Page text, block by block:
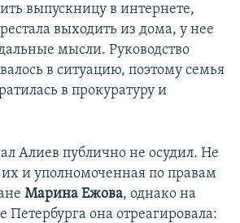
выпускницу в интернете,
выходить из дома, у нее
мысли. Руководство
в ситуацию, поэтому семья
в прокуратуру и
Алиев публично не осудил. Не
и уполномоченная по правам
Марина Ежова, однако на
она отреагировала: